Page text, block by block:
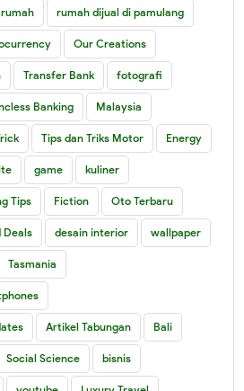
rumah dijual di pamulang
Our Creations
Transfer Bank fotografi
Banking Malaysia
Tips dan Triks Motor Energy
game kuliner
Tips Fiction Oto Terbaru
Deals desain interior wallpaper
Tasmania
Artikel Tabungan Bali
Social Science bisnis